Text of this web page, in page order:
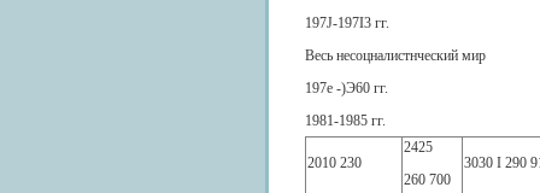
197J-197I3 гг.
Весь несоцналистнческий мир
197е -)Э60 гг.
1981-1985 гг.
2010 230
2425
260 700
3030 I 290